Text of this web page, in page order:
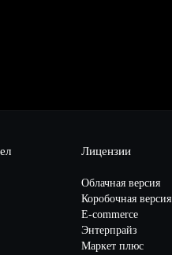
Лицензии
Облачная версия
Коробочная версия
E-commerce
Энтерпрайз
Маркет плюс